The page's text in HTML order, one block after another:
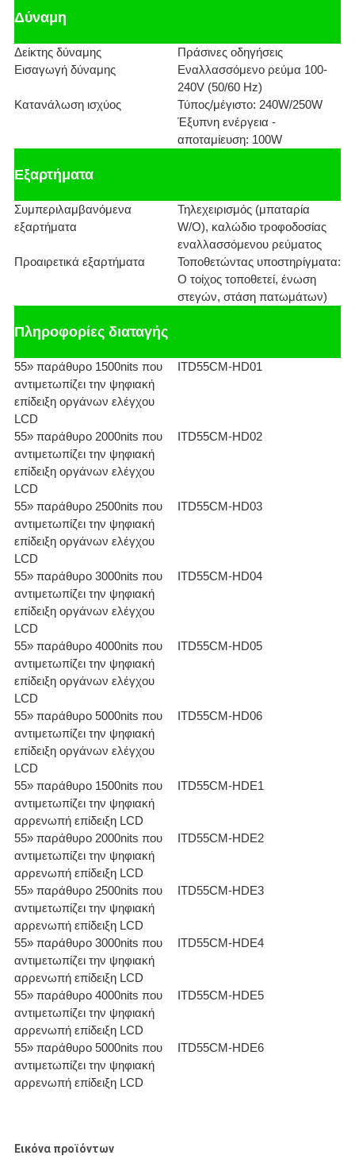
Δύναμη
Δείκτης δύναμης
Πράσινες οδηγήσεις
Εισαγωγή δύναμης
Εναλλασσόμενο ρεύμα 100-
240V (50/60 Hz)
Κατανάλωση ισχύος
Τύπος/μέγιστο: 240W/250W
Έξυπνη ενέργεια -
αποταμίευση: 100W
Εξαρτήματα
Συμπεριλαμβανόμενα
εξαρτήματα
Τηλεχειρισμός (μπαταρία
W/O), καλώδιο τροφοδοσίας
εναλλασσόμενου ρεύματος
Προαιρετικά εξαρτήματα
Τοποθετώντας υποστηρίγματα:
Ο τοίχος τοποθετεί, ένωση
στεγών, στάση πατωμάτων)
Πληροφορίες διαταγής
55» παράθυρο 1500nits που
αντιμετωπίζει την ψηφιακή
επίδειξη οργάνων ελέγχου
LCD
ITD55CM-HD01
55» παράθυρο 2000nits που
αντιμετωπίζει την ψηφιακή
επίδειξη οργάνων ελέγχου
LCD
ITD55CM-HD02
55» παράθυρο 2500nits που
αντιμετωπίζει την ψηφιακή
επίδειξη οργάνων ελέγχου
LCD
ITD55CM-HD03
55» παράθυρο 3000nits που
αντιμετωπίζει την ψηφιακή
επίδειξη οργάνων ελέγχου
LCD
ITD55CM-HD04
55» παράθυρο 4000nits που
αντιμετωπίζει την ψηφιακή
επίδειξη οργάνων ελέγχου
LCD
ITD55CM-HD05
55» παράθυρο 5000nits που
αντιμετωπίζει την ψηφιακή
επίδειξη οργάνων ελέγχου
LCD
ITD55CM-HD06
55» παράθυρο 1500nits που
αντιμετωπίζει την ψηφιακή
αρρενωπή επίδειξη LCD
ITD55CM-HDE1
55» παράθυρο 2000nits που
αντιμετωπίζει την ψηφιακή
αρρενωπή επίδειξη LCD
ITD55CM-HDE2
55» παράθυρο 2500nits που
αντιμετωπίζει την ψηφιακή
αρρενωπή επίδειξη LCD
ITD55CM-HDE3
55» παράθυρο 3000nits που
αντιμετωπίζει την ψηφιακή
αρρενωπή επίδειξη LCD
ITD55CM-HDE4
55» παράθυρο 4000nits που
αντιμετωπίζει την ψηφιακή
αρρενωπή επίδειξη LCD
ITD55CM-HDE5
55» παράθυρο 5000nits που
αντιμετωπίζει την ψηφιακή
αρρενωπή επίδειξη LCD
ITD55CM-HDE6
Εικόνα προϊόντων